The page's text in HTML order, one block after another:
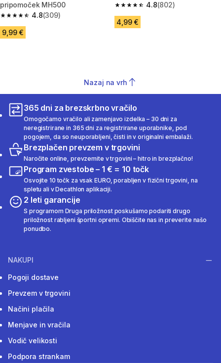
pripomoček MH500
4.8
4.8 od 5 zvezdic from 309 ocene
(309)
9,99 €
4.8
4.8 od 5 zvezdic from 802
(802)
4,99 €
Nazaj na vrh
365 dni za brezskrbno vračilo
Omogočamo vračilo ali zamenjavo izdelka – 30 dni za
neregistrirane in 365 dni za registrirane uporabnike, pod
pogojem, da so neuporabljeni, čisti in v originalni embalaži.
Brezplačen prevzem v trgovini
Naročite online, prevzemite v trgovini – hitro in brezplačno!
Program zvestobe – 1 € = 10 točk
Osvojite 10 točk za vsak EURO, porabljen v fizični trgovini, na
spletu ali v Decathlon aplikaciji.
2 leti garancije
S programom Druga priložnost poskušamo podariti drugo
priložnost rabljeni športni opremi. Obiščite nas in preverite našo
ponudbo.
NAKUPI
Pogoji dostave
Prevzem v trgovini
Načini plačila
Menjave in vračila
Vodič velikosti
Podpora strankam